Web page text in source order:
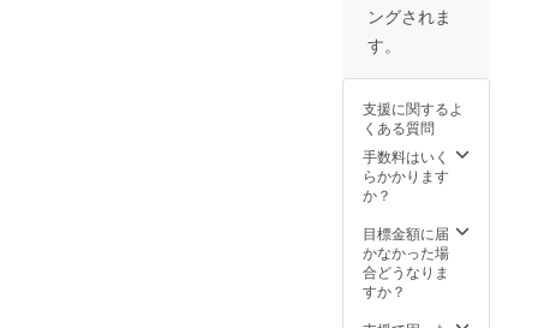
ングされま
す。
支援に関するよ
くある質問
手数料はいく
らかかります
か？
目標金額に届
かなかった場
合どうなりま
すか？